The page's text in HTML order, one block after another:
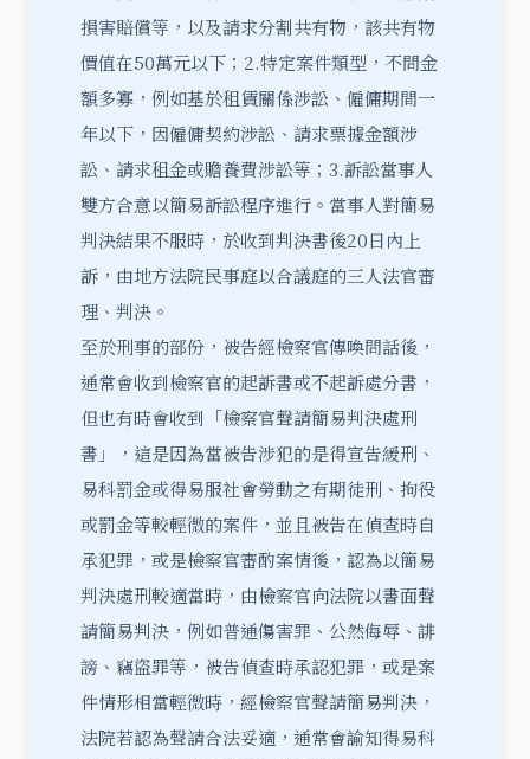
損害賠償等，以及請求分割共有物，該共有物
價值在50萬元以下；2.特定案件類型，不問金
額多寡，例如基於租賃關係涉訟、僱傭期間一
年以下，因僱傭契約涉訟、請求票據金額涉
訟、請求租金或贍養費涉訟等；3.訴訟當事人
雙方合意以簡易訴訟程序進行。當事人對簡易
判決結果不服時，於收到判決書後20日內上
訴，由地方法院民事庭以合議庭的三人法官審
理、判決。
至於刑事的部份，被告經檢察官傳喚問話後，
通常會收到檢察官的起訴書或不起訴處分書，
但也有時會收到「檢察官聲請簡易判決處刑
書」，這是因為當被告涉犯的是得宣告緩刑、
易科罰金或得易服社會勞動之有期徒刑、拘役
或罰金等較輕微的案件，並且被告在偵查時自
承犯罪，或是檢察官審酌案情後，認為以簡易
判決處刑較適當時，由檢察官向法院以書面聲
請簡易判決，例如普通傷害罪、公然侮辱、誹
謗、竊盜罪等，被告偵查時承認犯罪，或是案
件情形相當輕微時，經檢察官聲請簡易判決，
法院若認為聲請合法妥適，通常會諭知得易科